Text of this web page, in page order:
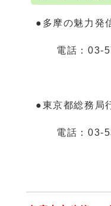
●多摩の魅力発
電話：03-
●東京都総務局
電話：03-